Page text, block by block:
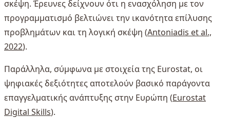
σκέψη. Έρευνες δείχνουν ότι η ενασχόληση με τον
προγραμματισμό βελτιώνει την ικανότητα επίλυσης
προβλημάτων και τη λογική σκέψη (Antoniadis et al.,
2022).
Παράλληλα, σύμφωνα με στοιχεία της Eurostat, οι
ψηφιακές δεξιότητες αποτελούν βασικό παράγοντα
επαγγελματικής ανάπτυξης στην Ευρώπη (Eurostat
Digital Skills).